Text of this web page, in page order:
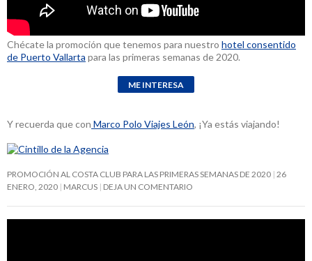
Chécate la promoción que tenemos para nuestro hotel consentido
de Puerto Vallarta para las primeras semanas de 2020.
Y recuerda que con Marco Polo Viajes León, ¡Ya estás viajando!
PROMOCIÓN AL COSTA CLUB PARA LAS PRIMERAS SEMANAS DE 2020 26
ENERO, 2020 MARCUS DEJA UN COMENTARIO